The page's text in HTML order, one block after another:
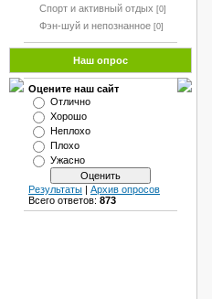
Спорт и активный отдых [0]
Фэн-шуй и непознанное [0]
Наш опрос
Оцените наш сайт
Отлично
Хорошо
Неплохо
Плохо
Ужасно
Результаты | Архив опросов
Всего ответов: 873